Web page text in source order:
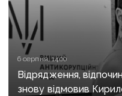
6 серпня, 14:00
Відрядження,
знову відмовив